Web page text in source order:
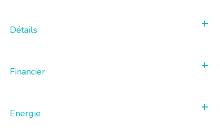
Détails
Financier
Energie